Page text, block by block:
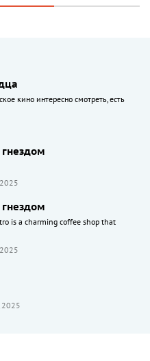
кино интересно смотреть, есть
is a charming coffee shop that
2025